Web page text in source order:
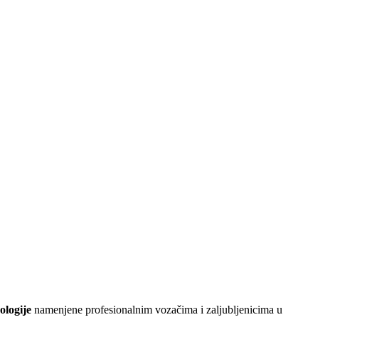
namenjene profesionalnim vozačima i zaljubljenicima u